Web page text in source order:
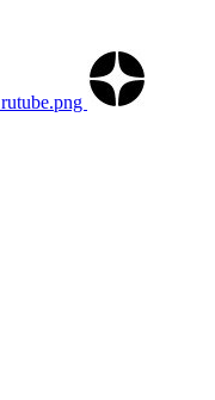
rutube.png